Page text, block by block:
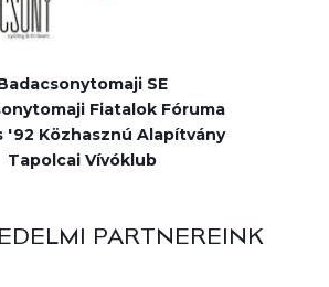
SE
Fiatalok Fóruma
'92 Közhasznú Alapítvány
Tapolcai Vívóklub
PARTNEREINK